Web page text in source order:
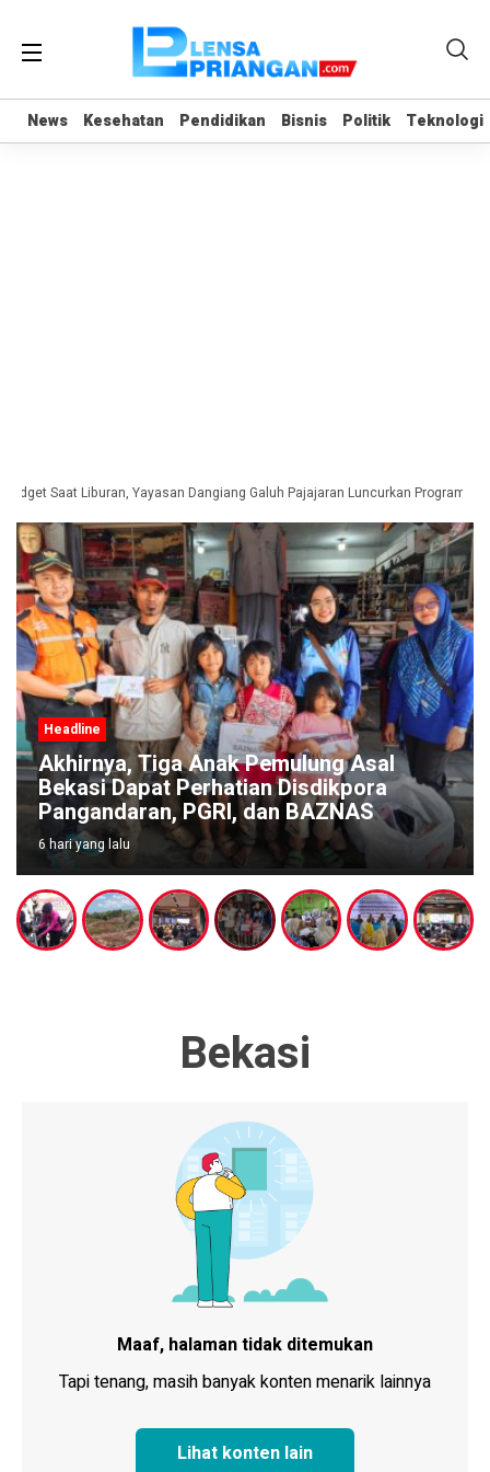
News Kesehatan Pendidikan Bisnis Politik Teknologi
News Kesehatan Pendidikan Bisnis Politik Teknologi
Saat Liburan, Yayasan Dangiang Galuh Pajajaran Luncurkan Program
Headline
Akhirnya, Tiga Anak Pemulung Asal
Bekasi Dapat Perhatian Disdikpora
Pangandaran, PGRI, dan BAZNAS
6 hari yang lalu
Bekasi
Maaf, halaman tidak ditemukan
Tapi tenang, masih banyak konten menarik lainnya
Lihat konten lain